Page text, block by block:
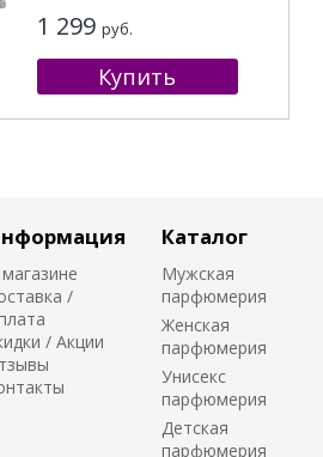
1 299 руб.
/
/ Акции
Каталог
Мужская
парфюмерия
Женская
парфюмерия
Унисекс
парфюмерия
Детская
парфюмерия